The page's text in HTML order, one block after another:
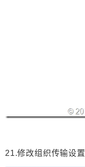
21.修改组织传输设置